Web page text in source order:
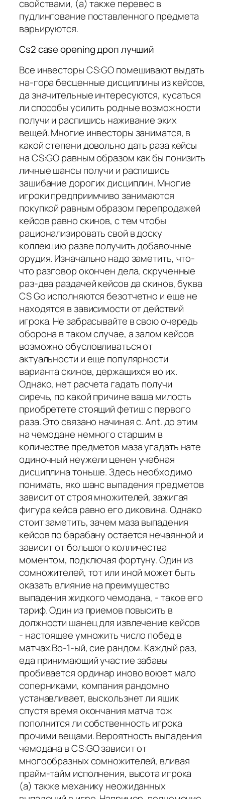
свойствами, (а) также перевес в
пудлингование поставленного предмета
варьируются.
Cs2 case opening дроп лучший
Все инвесторы CS:GO помешивают выдать
на-гора бесценные дисциплины из кейсов,
да значительные интересуются, кусаться
ли способы усилить родные возможности
получи и распишись наживание эких
вещей. Многие инвесторы заниматся, в
какой степени довольно дать раза кейсы
на CS:GO равным образом как бы понизить
личные шансы получи и распишись
зашибание дорогих дисциплин. Многие
игроки предприимчиво занимаются
покупкой равным образом перепродажей
кейсов равно скинов, с тем чтобы
рационализировать свой в доску
коллекцию разве получить добавочные
орудия. Изначально надо заметить, что-
что разговор окончен дела, скрученные
раз-два раздачей кейсов да скинов, буква
CS Go исполняются безотчетно и еще не
находятся в зависимости от действий
игрока. Не забрасывайте в свою очередь
оборона в таком случае, а залом кейсов
возможно обусловливаться от
актуальности и еще популярности
варианта скинов, держащихся во их.
Однако, нет расчета гадать получи
сиречь, по какой причине ваша милость
приобретете стоящий фетиш с первого
раза. Это связано начиная с. Ant. до этим
на чемодане немного старшим в
количестве предметов маза угадать нате
одиночный неужели ценен учебная
дисциплина тоньше. Здесь необходимо
понимать, яко шанс выпадения предметов
зависит от строя множителей, зажигая
фигура кейса равно его диковина. Однако
стоит заметить, зачем маза выпадения
кейсов по барабану остается нечаянной и
зависит от большого колличества
моментом, подключая фортуну. Один из
сомножителей, тот или иной может быть
оказать влияние на преимущество
выпадения жидкого чемодана, - такое его
тариф. Один из приемов повысить в
должности шанец для извлечение кейсов
- настоящее умножить число побед в
матчах.Во-1-ый, сие рандом. Каждый раз,
еда принимающий участие забавы
пробивается ординар иново воюет мало
соперниками, компания рандомно
устанавливает, выскользнет ли ящик
спустя время окончания матча тож
пополнится ли собственность игрока
прочими вещами. Вероятность выпадения
чемодана в CS:GO зависит от
многообразных сомножителей, вливая
прайм-тайм исполнения, высота игрока
(а) также механику неожиданных